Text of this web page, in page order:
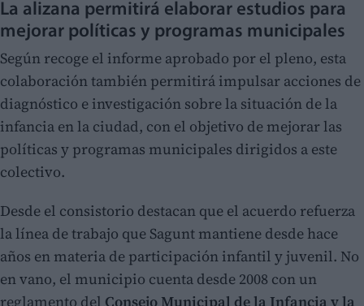
La alizana permitirá elaborar estudios para
mejorar políticas y programas municipales
Según recoge el informe aprobado por el pleno, esta
colaboración también permitirá impulsar acciones de
diagnóstico e investigación sobre la situación de la
infancia en la ciudad, con el objetivo de mejorar las
políticas y programas municipales dirigidos a este
colectivo.
Desde el consistorio destacan que el acuerdo refuerza
la línea de trabajo que Sagunt mantiene desde hace
años en materia de participación infantil y juvenil. No
en vano, el municipio cuenta desde 2008 con un
reglamento del Consejo Municipal de la Infancia y la